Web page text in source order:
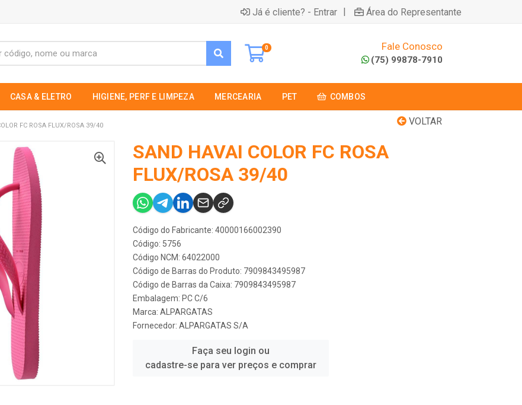
Já é cliente? - Entrar | Área do Representante
0 Fale Conosco
(75) 99878-7910
CASA & ELETRO HIGIENE, PERF E LIMPEZA MERCEARIA PET COMBOS
VOLTAR
FC ROSA FLUX/ROSA 39/40
SAND HAVAI COLOR FC ROSA
FLUX/ROSA 39/40
Código do Fabricante: 40000166002390
Código: 5756
Código NCM: 64022000
Código de Barras do Produto: 7909843495987
Código de Barras da Caixa: 7909843495987
Embalagem: PC C/6
Marca: ALPARGATAS
Fornecedor: ALPARGATAS S/A
Faça seu login ou
cadastre-se para ver preços e comprar